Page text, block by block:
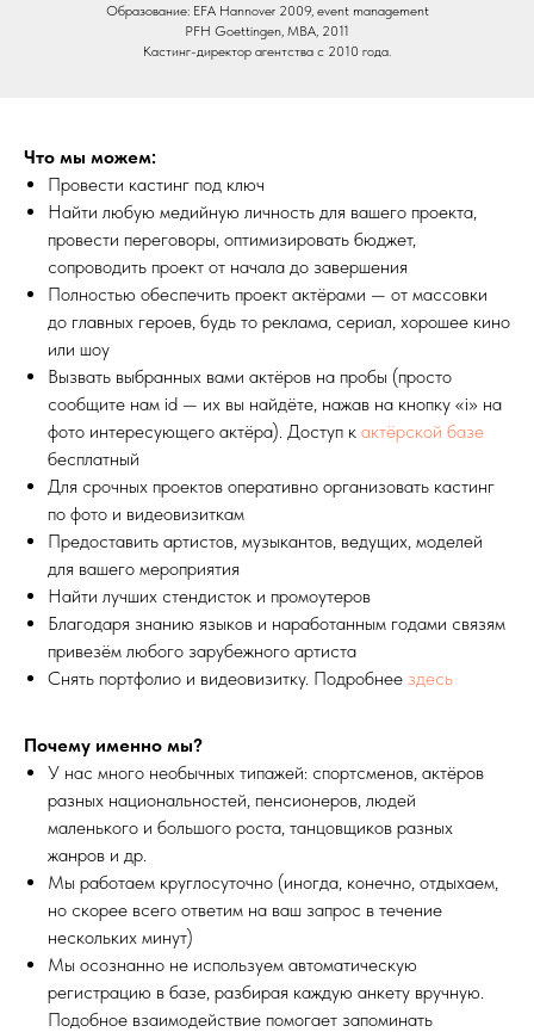
Образование: EFA Hannover 2009, event management
PFH Goettingen, MBA, 2011
Кастинг-директор агентства с 2010 года.
Что мы можем:
Провести кастинг под ключ
Найти любую медийную личность для вашего проекта,
провести переговоры, оптимизировать бюджет,
сопроводить проект от начала до завершения
Полностью обеспечить проект актёрами — от массовки
до главных героев, будь то реклама, сериал, хорошее кино
или шоу
Вызвать выбранных вами актёров на пробы (просто
сообщите нам id — их вы найдёте, нажав на кнопку «i» на
фото интересующего актёра). Доступ к актёрской базе
бесплатный
Для срочных проектов оперативно организовать кастинг
по фото и видеовизиткам
Предоставить артистов, музыкантов, ведущих, моделей
для вашего мероприятия
Найти лучших стендисток и промоутеров
Благодаря знанию языков и наработанным годами связям
привезём любого зарубежного артиста
Снять портфолио и видеовизитку. Подробнее здесь
Почему именно мы?
У нас много необычных типажей: спортсменов, актёров
разных национальностей, пенсионеров, людей
маленького и большого роста, танцовщиков разных
жанров и др.
Мы работаем круглосуточно (иногда, конечно, отдыхаем,
но скорее всего ответим на ваш запрос в течение
нескольких минут)
Мы осознанно не используем автоматическую
регистрацию в базе, разбирая каждую анкету вручную.
Подобное взаимодействие помогает запоминать